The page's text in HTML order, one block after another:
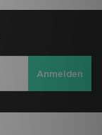
Anmelden